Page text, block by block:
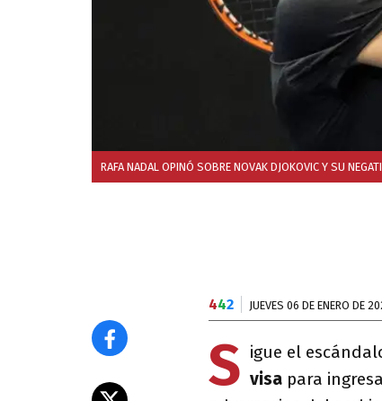
RAFA NADAL OPINÓ SOBRE NOVAK DJOKOVIC Y SU
442 JUEVES 06 DE ENERO DE
S igue el
visa para